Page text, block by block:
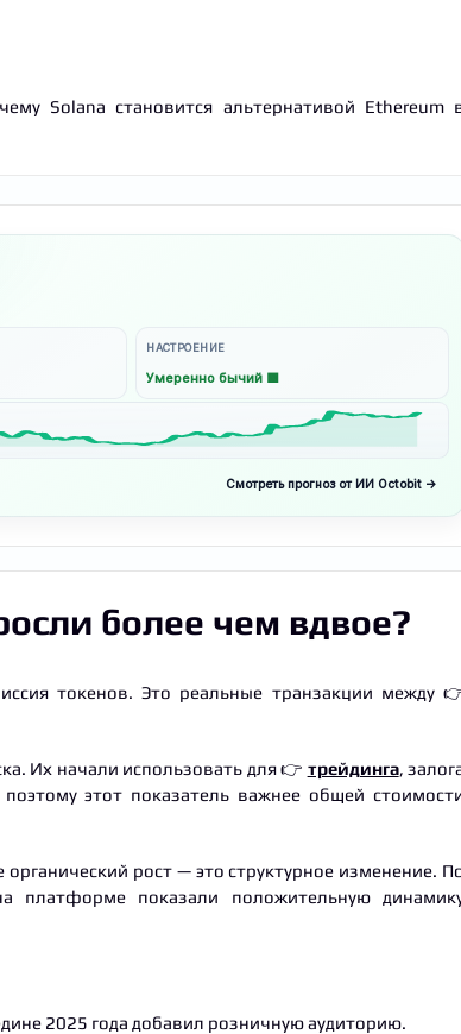
Solana становится альтернативой Ethereum
НАСТРОЕНИЕ
Умеренно бычий 🟩
Смотреть прогноз от ИИ Octobit →
более чем вдвое?
токенов. Это реальные транзакции между
Их начали использовать для 👉 трейдинга,
этот показатель важнее общей
органический рост — это структурное изменение.
платформе показали положительную
2025 года добавил розничную аудиторию.